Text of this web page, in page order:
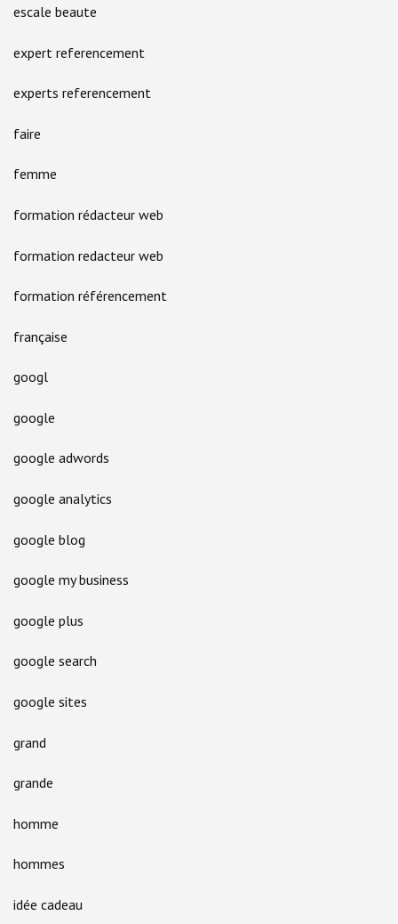
escale beaute
expert referencement
experts referencement
faire
femme
formation rédacteur web
formation redacteur web
formation référencement
française
googl
google
google adwords
google analytics
google blog
google my business
google plus
google search
google sites
grand
grande
homme
hommes
idée cadeau